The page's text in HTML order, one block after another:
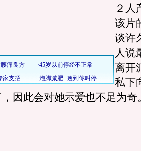
２人
该片
谈许
人说
离开
私下
因此会对她示爱也不足为奇